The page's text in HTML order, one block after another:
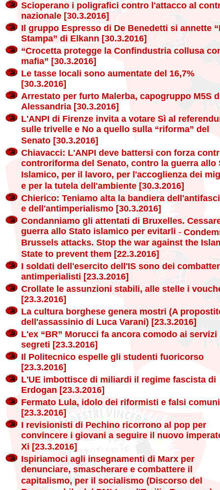
Scioperano i poligrafici contro l'attacco al
nazionale [30.3.2016]
Il gruppo Espresso di De Benedetti si annette
Stampa” di Elkann [30.3.2016]
“Crocetta protegge la Confindustria collusa
mafia” [30.3.2016]
Le tasse locali sono aumentate del 16,7%
[30.3.2016]
Arrestato per furto Malerba, capogruppo M5S
Alessandria [30.3.2016]
L'ANPI di Firenze invita a votare Sì al
sulle trivelle e No a quello sulla “riforma” del
Senato [30.3.2016]
Chiavacci: L'ANPI deve battersi con forza
controriforma del Senato, contro la guerra allo
Islamico, per il lavoro, per l'accoglienza dei
e per la tutela dell'ambiente [30.3.2016]
Chierico: Teniamo alta la bandiera
e dell'antimperialismo [30.3.2016]
Condanniamo gli attentati di Bruxelles.
guerra allo Stato islamico per evitarli -
Brussels attacks. Stop the war against the
State to prevent them [22.3.2016]
I soldati dell'esercito dell'IS sono dei
antimperialisti [23.3.2016]
Crollate le assunzioni stabili, alle stelle i
[23.3.2016]
La cultura borghese genera mostri (A
dell'assassinio di Luca Varani) [23.3.2016]
L'ex “BR” Morucci fa ancora comodo ai servizi
segreti [23.3.2016]
Il Politecnico espelle gli studenti fuoricorso
[23.3.2016]
L'UE imbottisce di miliardi il regime fascista di
Erdogan [23.3.2016]
Fermato Lula, idolo dei riformisti e falsi
[23.3.2016]
I revisionisti di Pechino ricorrono al pop per
convincere i giovani a seguire il nuovo
Xi [23.3.2016]
Ispiriamoci agli insegnamenti di Marx per
denunciare, smascherare e combattere il
capitalismo, per il socialismo (Discorso del